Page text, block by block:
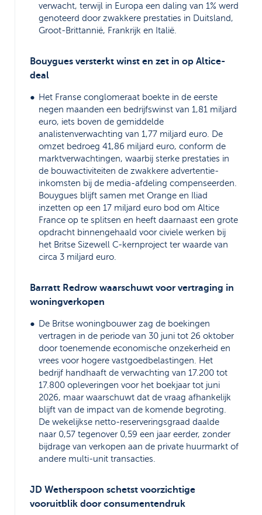
verwacht, terwijl in Europa een daling van 1% werd
genoteerd door zwakkere prestaties in Duitsland,
Groot-Brittannië, Frankrijk en Italië.
Bouygues versterkt winst en zet in op Altice-
deal
Het Franse conglomeraat boekte in de eerste
negen maanden een bedrijfswinst van 1,81 miljard
euro, iets boven de gemiddelde
analistenverwachting van 1,77 miljard euro. De
omzet bedroeg 41,86 miljard euro, conform de
marktverwachtingen, waarbij sterke prestaties in
de bouwactiviteiten de zwakkere advertentie-
inkomsten bij de media-afdeling compenseerden.
Bouygues blijft samen met Orange en Iliad
inzetten op een 17 miljard euro bod om Altice
France op te splitsen en heeft daarnaast een grote
opdracht binnengehaald voor civiele werken bij
het Britse Sizewell C-kernproject ter waarde van
circa 3 miljard euro.
Barratt Redrow waarschuwt voor vertraging in
woningverkopen
De Britse woningbouwer zag de boekingen
vertragen in de periode van 30 juni tot 26 oktober
door toenemende economische onzekerheid en
vrees voor hogere vastgoedbelastingen. Het
bedrijf handhaaft de verwachting van 17.200 tot
17.800 opleveringen voor het boekjaar tot juni
2026, maar waarschuwt dat de vraag afhankelijk
blijft van de impact van de komende begroting.
De wekelijkse netto-reserveringsgraad daalde
naar 0,57 tegenover 0,59 een jaar eerder, zonder
bijdrage van verkopen aan de private huurmarkt of
andere multi-unit transacties.
JD Wetherspoon schetst voorzichtige
vooruitblik door consumentendruk